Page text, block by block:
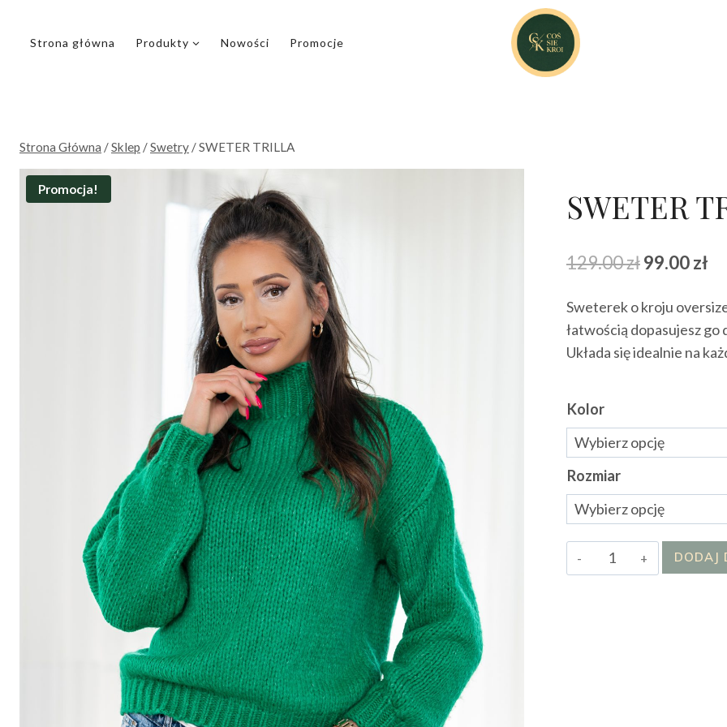
Strona główna Produkty Nowości Promocje
Strona Główna /Sklep /Swetry /SWETER TRILLA
Promocja! SWETER
129.00złPierwotna
wynosiła:
129.00 zł.
99.00zł
Sweterek o kroju
łatwością dopasujesz go
Układa się idealnie na
Kolor
Rozmiar
ilość
SWETER
DODAJ